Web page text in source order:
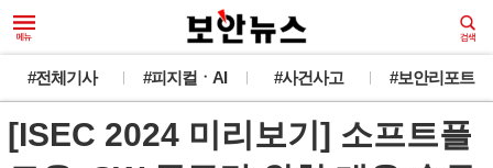
#전체기사 #피지컬ㆍAI #사건사고 #보안리포트
[ISEC 2024 미리보기] 소프트플